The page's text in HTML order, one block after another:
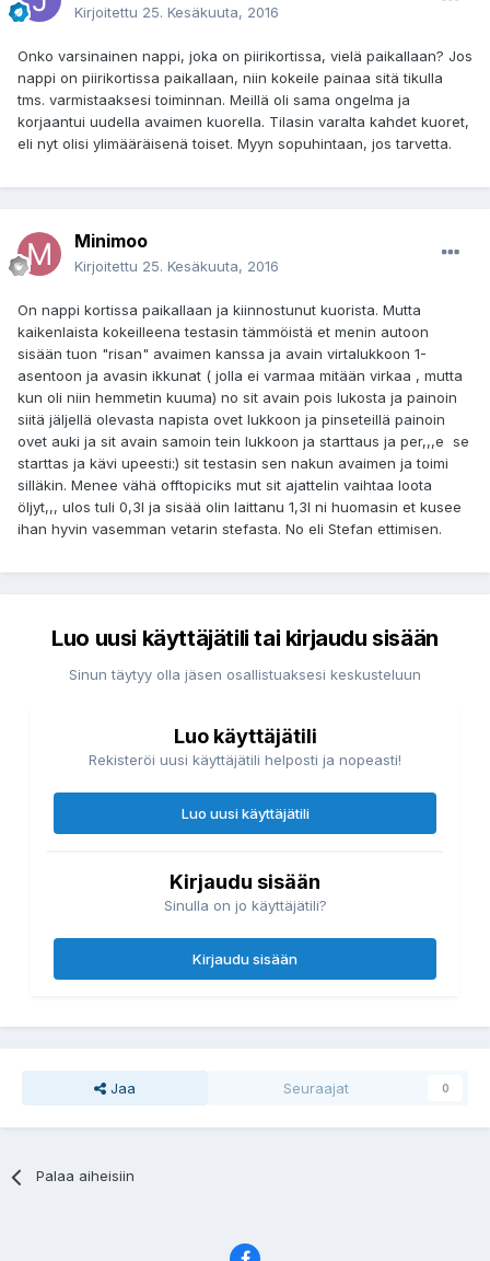
Kirjoitettu 25. Kesäkuuta, 2016
Onko varsinainen nappi, joka on piirikortissa, vielä paikallaan? Jos
nappi on piirikortissa paikallaan, niin kokeile painaa sitä tikulla
tms. varmistaaksesi toiminnan. Meillä oli sama ongelma ja
korjaantui uudella avaimen kuorella. Tilasin varalta kahdet kuoret,
eli nyt olisi ylimääräisenä toiset. Myyn sopuhintaan, jos tarvetta.
Minimoo
Kirjoitettu 25. Kesäkuuta, 2016
On nappi kortissa paikallaan ja kiinnostunut kuorista. Mutta
kaikenlaista kokeilleena testasin tämmöistä et menin autoon
sisään tuon "risan" avaimen kanssa ja avain virtalukkoon 1-
asentoon ja avasin ikkunat ( jolla ei varmaa mitään virkaa , mutta
kun oli niin hemmetin kuuma) no sit avain pois lukosta ja painoin
siitä jäljellä olevasta napista ovet lukkoon ja pinseteillä painoin
ovet auki ja sit avain samoin tein lukkoon ja starttaus ja per,,,e se
starttas ja kävi upeesti:) sit testasin sen nakun avaimen ja toimi
silläkin. Menee vähä offtopiciks mut sit ajattelin vaihtaa loota
öljyt,,, ulos tuli 0,3l ja sisää olin laittanu 1,3l ni huomasin et kusee
ihan hyvin vasemman vetarin stefasta. No eli Stefan ettimisen.
Luo uusi käyttäjätili tai kirjaudu sisään
Sinun täytyy olla jäsen osallistuaksesi keskusteluun
Luo käyttäjätili
Rekisteröi uusi käyttäjätili helposti ja nopeasti!
Luo uusi käyttäjätili
Kirjaudu sisään
Sinulla on jo käyttäjätili?
Kirjaudu sisään
Jaa Seuraajat 0
Palaa aiheisiin